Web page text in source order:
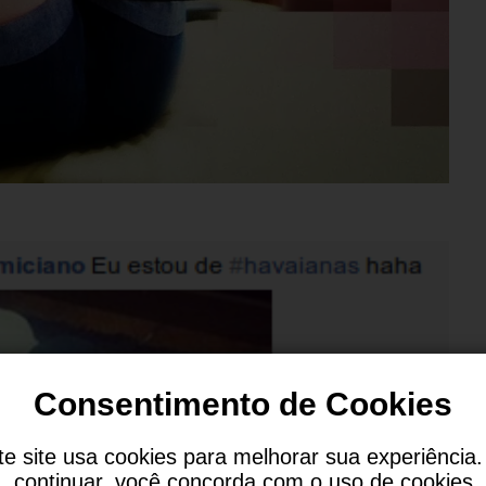
Consentimento de Cookies
site usa cookies para melhorar sua experiência.
continuar, você concorda com o uso de cookies